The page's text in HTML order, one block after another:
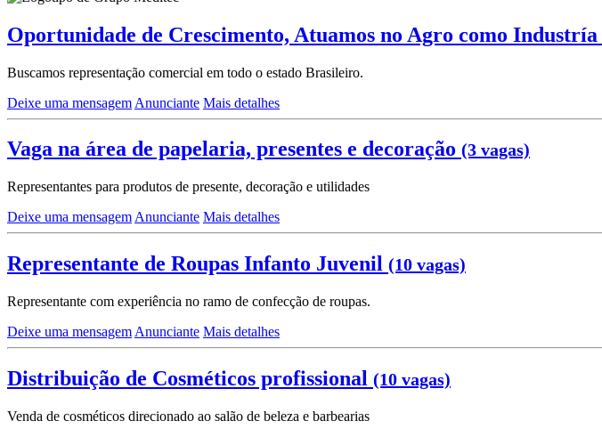
Oportunidade de Crescimento, Atuamos no Agro como Industría
Buscamos representação comercial em todo o estado Brasileiro.
Deixe uma mensagem Anunciante Mais detalhes
Vaga na área de papelaria, presentes e decoração (3 vagas)
Representantes para produtos de presente, decoração e utilidades
Deixe uma mensagem Anunciante Mais detalhes
Representante de Roupas Infanto Juvenil (10 vagas)
Representante com experiência no ramo de confecção de roupas.
Deixe uma mensagem Anunciante Mais detalhes
Distribuição de Cosméticos profissional (10 vagas)
Venda de cosméticos direcionado ao salão de beleza e barbearias